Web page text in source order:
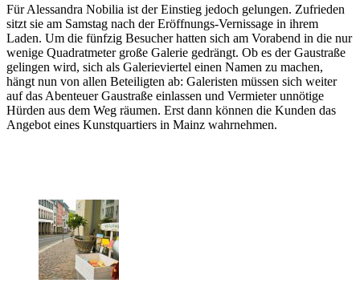
Für Alessandra Nobilia ist der Einstieg jedoch gelungen. Zufrieden
sitzt sie am Samstag nach der Eröffnungs-Vernissage in ihrem
Laden. Um die fünfzig Besucher hatten sich am Vorabend in die nur
wenige Quadratmeter große Galerie gedrängt. Ob es der Gaustraße
gelingen wird, sich als Galerieviertel einen Namen zu machen,
hängt nun von allen Beteiligten ab: Galeristen müssen sich weiter
auf das Abenteuer Gaustraße einlassen und Vermieter unnötige
Hürden aus dem Weg räumen. Erst dann können die Kunden das
Angebot eines Kunstquartiers in Mainz wahrnehmen.